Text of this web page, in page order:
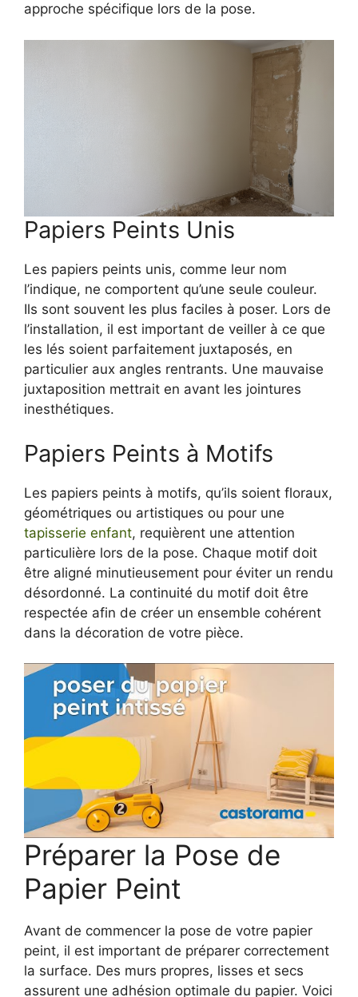
approche spécifique lors de la pose.
Papiers Peints Unis
Les papiers peints unis, comme leur nom
l’indique, ne comportent qu’une seule couleur.
Ils sont souvent les plus faciles à poser. Lors de
l’installation, il est important de veiller à ce que
les lés soient parfaitement juxtaposés, en
particulier aux angles rentrants. Une mauvaise
juxtaposition mettrait en avant les jointures
inesthétiques.
Papiers Peints à Motifs
Les papiers peints à motifs, qu’ils soient floraux,
géométriques ou artistiques ou pour une
tapisserie enfant, requièrent une attention
particulière lors de la pose. Chaque motif doit
être aligné minutieusement pour éviter un rendu
désordonné. La continuité du motif doit être
respectée afin de créer un ensemble cohérent
dans la décoration de votre pièce.
Préparer la Pose de
Papier Peint
Avant de commencer la pose de votre papier
peint, il est important de préparer correctement
la surface. Des murs propres, lisses et secs
assurent une adhésion optimale du papier. Voici